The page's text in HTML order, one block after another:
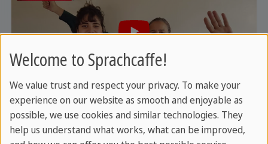
Конфиденциальность важна для нас. Только после нажатия
кнопки видео загружается и воспроизводится сторонним
поставщиком.
Welcome to Sprachcaffe!
We value trust and respect your privacy. To make your
experience on our website as smooth and enjoyable as
possible, we use cookies and similar technologies. They
help us understand what works, what can be improved,